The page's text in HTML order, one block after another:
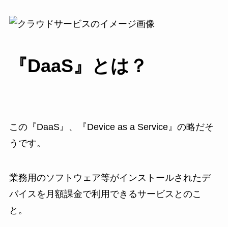
『DaaS』とは？
この『DaaS』、『Device as a Service』の略だそ
うです。
業務用のソフトウェア等がインストールされたデ
バイスを月額課金で利用できるサービスとのこ
と。